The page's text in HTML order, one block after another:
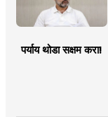
पर्याय थोडा सक्षम करा!